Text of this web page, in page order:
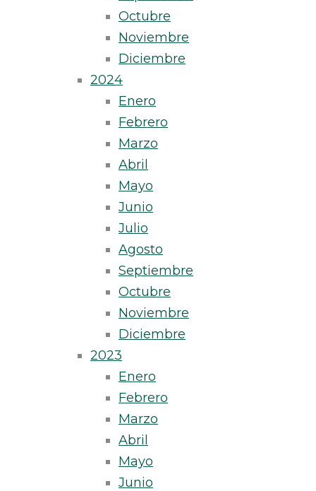
Octubre
Noviembre
Diciembre
2024
Enero
Febrero
Marzo
Abril
Mayo
Junio
Julio
Agosto
Septiembre
Octubre
Noviembre
Diciembre
2023
Enero
Febrero
Marzo
Abril
Mayo
Junio